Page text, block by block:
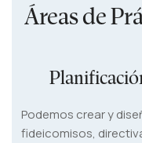
Áreas de
Podemos crear y
fideicomisos,